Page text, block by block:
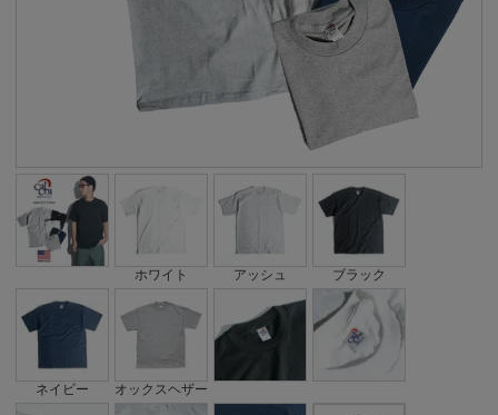
ホワイト アッシュ ブラック
ネイビー オックスヘザー